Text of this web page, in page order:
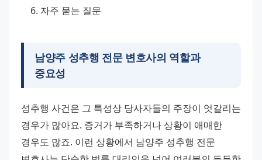
자주 묻는 질문
남양주 성추행 전문 변호사의 역할과
중요성
성추행 사건은 그 특성상 당사자들의 주장이 엇갈리는
경우가 많아요. 증거가 부족하거나 상황이 애매한
경우도 많죠. 이런 상황에서 남양주 성추행 전문